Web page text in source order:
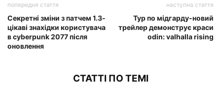
попередня стаття
Секретні зміни з патчем 1.3-
цікаві знахідки користувача
в cyberpunk 2077 після
оновлення
наступна стаття
Тур по мідгарду-новий
трейлер демонструє краси
odin: valhalla rising
СТАТТІ ПО ТЕМІ